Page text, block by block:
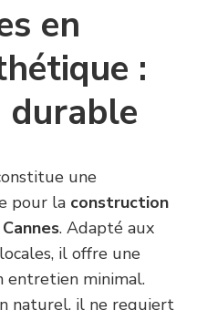
en
:
durable
une
pour la construction
. Adapté aux
il offre une
minimal.
naturel, il ne requiert